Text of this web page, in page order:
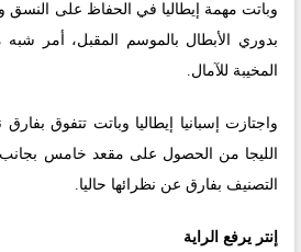
وباتت مهمة إيطاليا في الحفاظ على
بدوري الأبطال بالموسم المقبل، أمر شبه
المخيبة للآمال.
واجتازت إسبانيا إيطاليا وباتت تتفوق
الليجا من الحصول على مقعد خامس بجانب
التصنيف بفارق عن نظرائها حاليا.
إنتر يرفع الراية